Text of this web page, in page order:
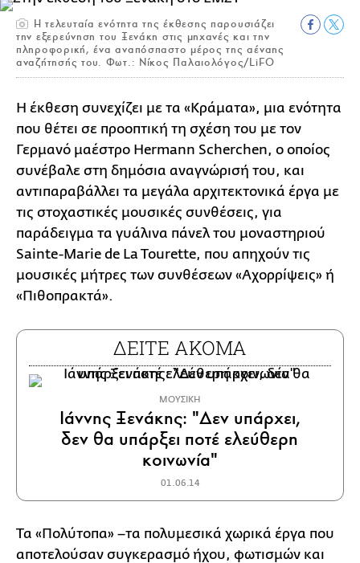
Η τελευταία ενότητα της έκθεσης παρουσιάζει
την εξερεύνηση του Ξενάκη στις μηχανές και την
πληροφορική, ένα αναπόσπαστο μέρος της αέναης
αναζήτησής του. Φωτ.: Νίκος Παλαιολόγος/LiFO
Η έκθεση συνεχίζει με τα «Κράματα», μια ενότητα
που θέτει σε προοπτική τη σχέση του με τον
Γερμανό μαέστρο Hermann Scherchen, ο οποίος
συνέβαλε στη δημόσια αναγνώρισή του, και
αντιπαραβάλλει τα μεγάλα αρχιτεκτονικά έργα με
τις στοχαστικές μουσικές συνθέσεις, για
παράδειγμα τα γυάλινα πάνελ του μοναστηριού
Sainte-Marie de La Tourette, που απηχούν τις
μουσικές μήτρες των συνθέσεων «Αχορρίψεις» ή
«Πιθοπρακτά».
ΔΕΙΤΕ ΑΚΟΜΑ
ΜΟΥΣΙΚΗ
Ιάννης Ξενάκης: "Δεν υπάρχει,
δεν θα υπάρξει ποτέ ελεύθερη
κοινωνία"
01.06.14
Τα «Πολύτοπα» –τα πολυμεσικά χωρικά έργα που
αποτελούσαν συγκερασμό ήχου, φωτισμών και